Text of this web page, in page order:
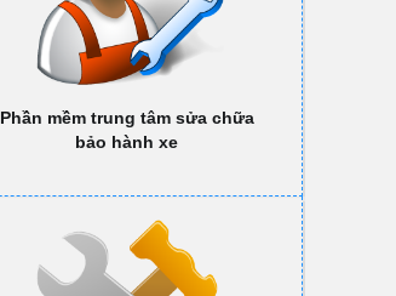
Phần mềm trung tâm sửa chữa
bảo hành xe